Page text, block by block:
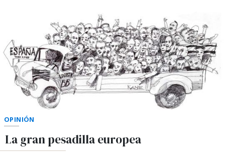
OPINIÓN
La gran pesadilla europea